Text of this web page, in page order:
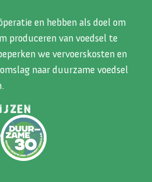
en hebben als doel om
produceren van voedsel te
we vervoerskosten en
naar duurzame voedsel